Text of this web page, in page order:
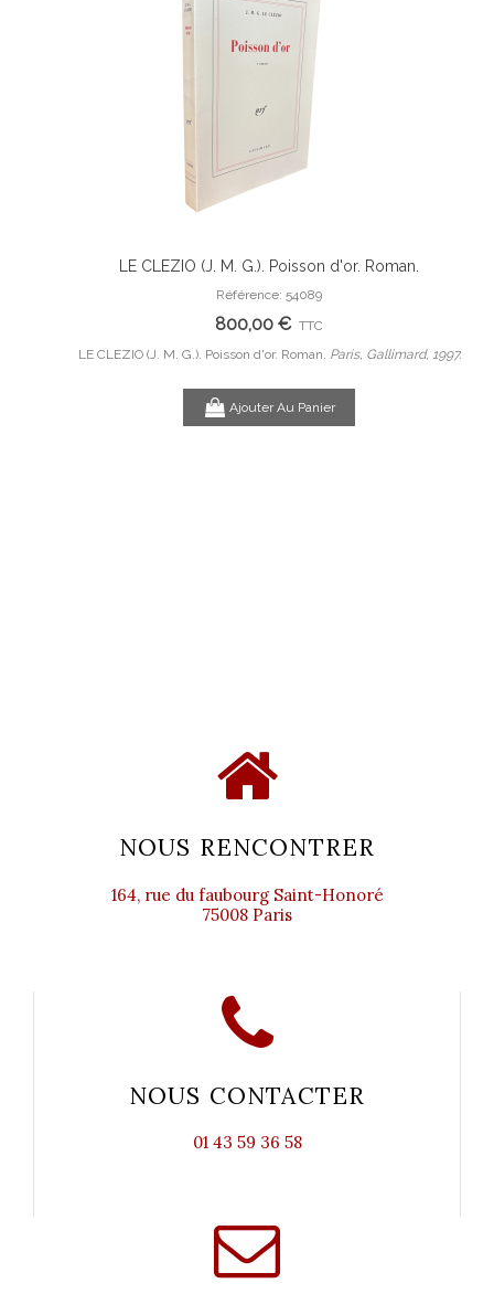
Ajouter Au Panier
LE CLEZIO (J. M. G.). Poisson d'or. Roman.
Référence: 54089
800,00 € TTC
LE CLEZIO (J. M. G.). Poisson d'or. Roman. Paris, Gallimard, 1997.
Ajouter Au Panier
NOUS RENCONTRER
164, rue du faubourg Saint-Honoré
75008 Paris
NOUS CONTACTER
01 43 59 36 58